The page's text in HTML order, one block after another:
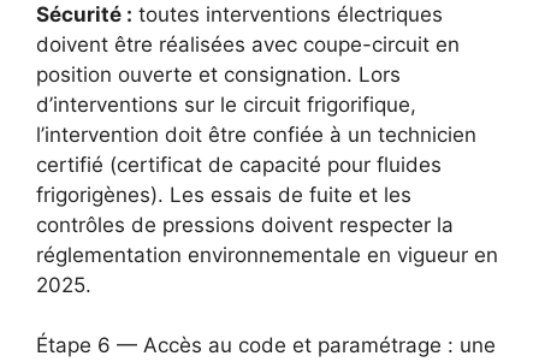
Sécurité : toutes interventions électriques
doivent être réalisées avec coupe-circuit en
position ouverte et consignation. Lors
d’interventions sur le circuit frigorifique,
l’intervention doit être confiée à un technicien
certifié (certificat de capacité pour fluides
frigorigènes). Les essais de fuite et les
contrôles de pressions doivent respecter la
réglementation environnementale en vigueur en
2025.
Étape 6 — Accès au code et paramétrage : une